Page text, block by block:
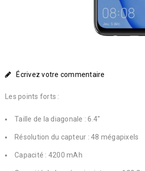
Écrivez votre commentaire
Les points forts :
Taille de la diagonale : 6.4″
Résolution du capteur : 48 mégapixels
Capacité : 4200 mAh